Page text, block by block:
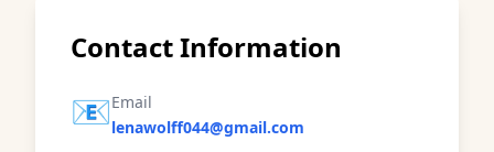
Contact Information
📧Email
lenawolff044@gmail.com